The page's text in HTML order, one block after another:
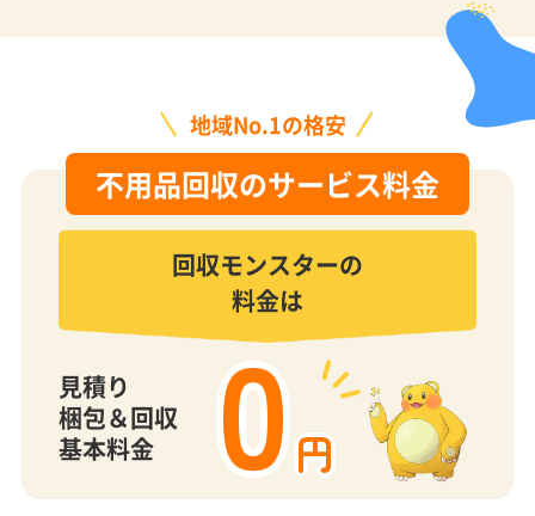
地域No.1の格安
不用品回収のサービス料金
回収モンスターの
料金は
見積り
梱包＆回収
基本料金
0円